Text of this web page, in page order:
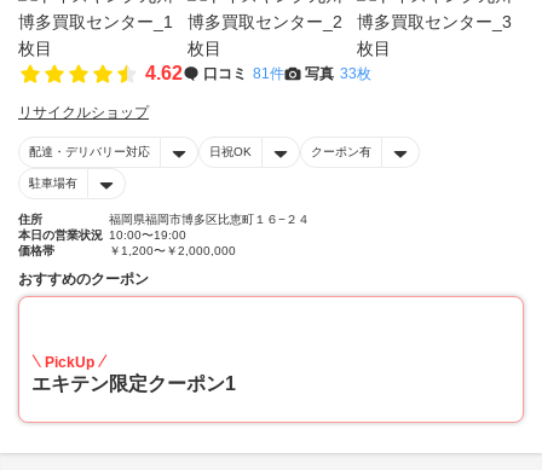
4.62 口コミ 81件 写真 33枚
リサイクルショップ
配達・デリバリー対応 日祝OK クーポン有
駐車場有
住所
福岡県福岡市博多区比恵町１６−２４
本日の営業状況 10:00〜19:00
価格帯
￥1,200〜￥2,000,000
おすすめのクーポン
PickUp
エキテン限定クーポン1